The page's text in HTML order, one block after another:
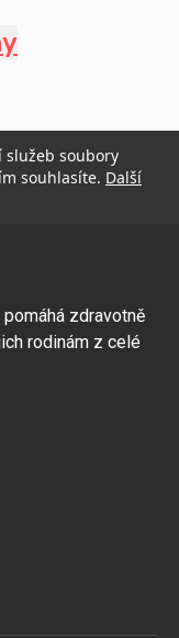
služeb soubory
souhlasíte. Další
zdravotně
rodinám z celé